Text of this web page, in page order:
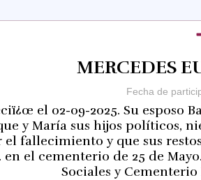
MERCEDES
Fecha de
el 02-09-2025. Su esposo
y María sus hijos políticos,
el fallecimiento y que sus
en el cementerio de 25 de
Sociales y